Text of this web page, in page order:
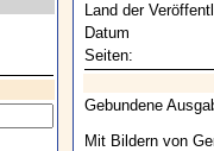
Land der
Datum
Seiten:
Gebundene
Mit Bildern von